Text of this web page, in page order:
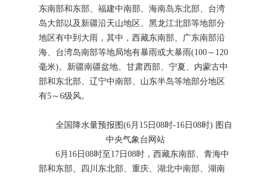
东南部和东部、福建中南部、海南岛东北部、台湾
岛大部以及新疆沿天山地区、黑龙江北部等地部分
地区有中到大雨，其中，西藏东南部、广东南部沿
海、台湾岛南部等地局地有暴雨或大暴雨(100～120
毫米)。新疆南疆盆地、甘肃西部、宁夏、内蒙古中
部和东北部、辽宁中南部、山东半岛等地部分地区
有5～6级风。
全国降水量预报图(6月15日08时-16日08时) 图自
中央气象台网站
6月16日08时至17日08时，西藏东南部、青海中
部和东部、四川东北部、重庆、湖北中南部、湖南